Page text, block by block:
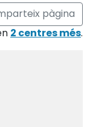
pàgina
2 centres més.